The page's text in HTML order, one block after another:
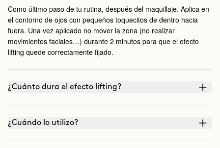
Como último paso de tu rutina, después del maquillaje. Aplica en
el contorno de ojos con pequeños toquecitos de dentro hacia
fuera. Una vez aplicado no mover la zona (no realizar
movimientos faciales…) durante 2 minutos para que el efecto
lifting quede correctamente fijado.
¿Cuánto dura el efecto lifting?
¿Cuándo lo utilizo?